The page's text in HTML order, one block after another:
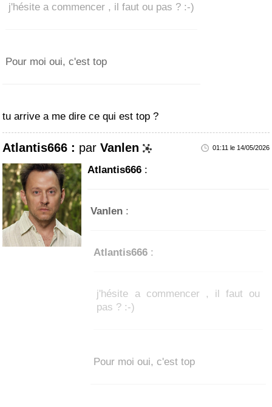
j'hésite a commencer , il faut ou pas ? :-)
Pour moi oui, c'est top
tu arrive a me dire ce qui est top ?
Atlantis666 : parVanlen 01:11 le 14/05/2026
Atlantis666 :
Vanlen :
Atlantis666 :
j'hésite a commencer , il faut ou
pas ? :-)
Pour moi oui, c'est top